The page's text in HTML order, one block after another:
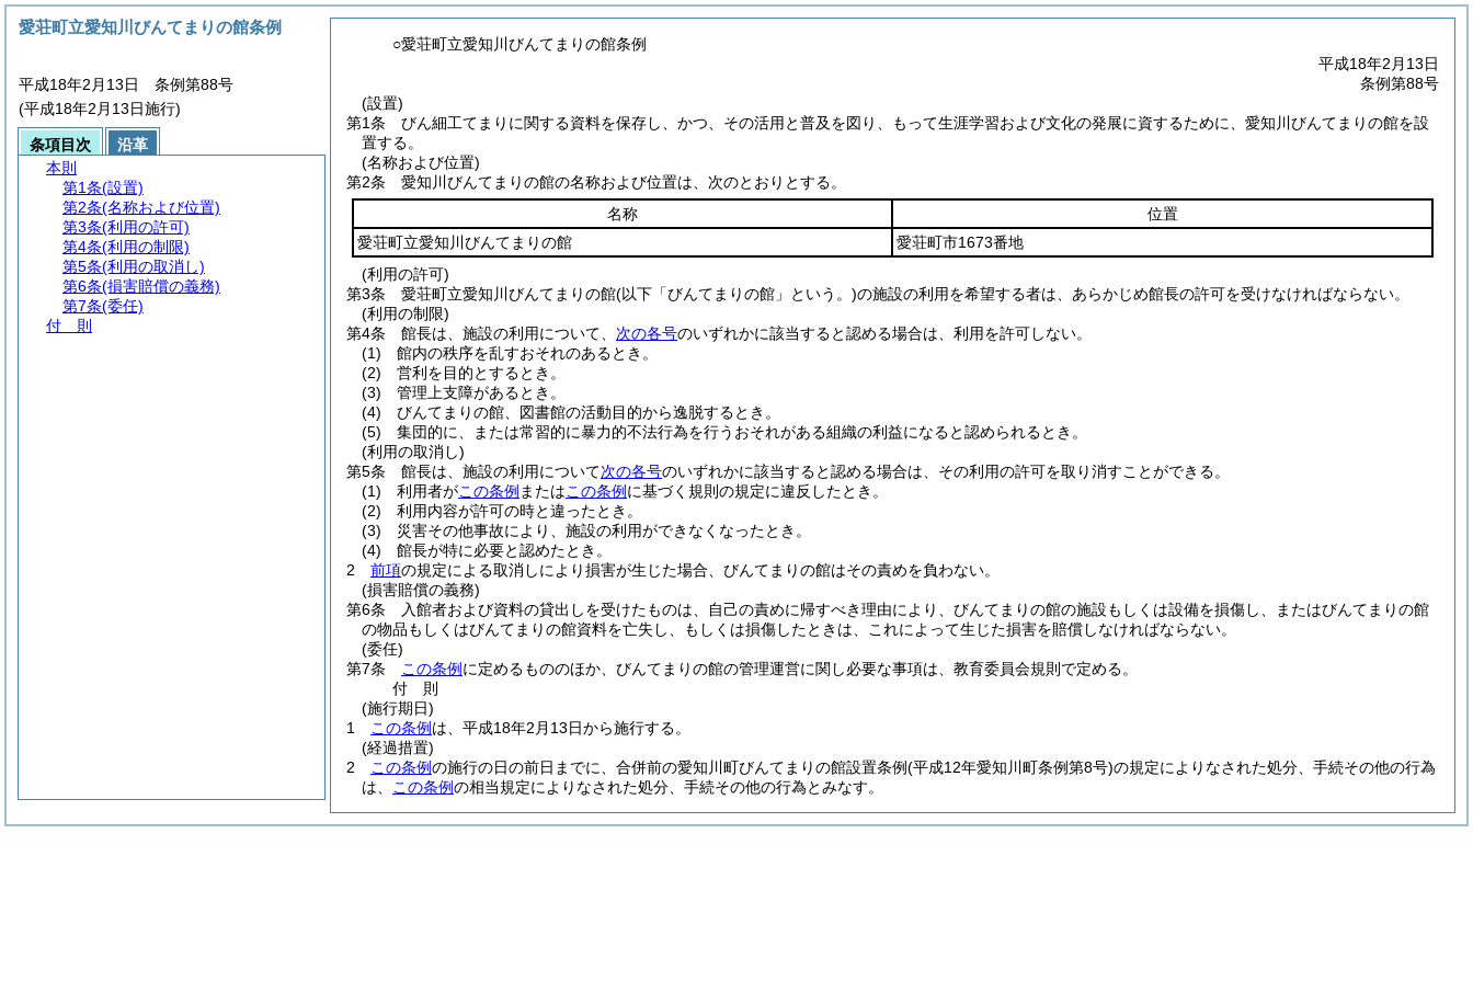
○愛荘町立愛知川びんてまりの館条例
平成18年2月13日
条例第88号
(設置)
第1条
びん細工てまりに関する資料を保存し、かつ、その活用と普及を図り、もって生涯学習および文化の発展に資するために、愛知川びんてまりの館を設
置する。
(名称および位置)
第2条
愛知川びんてまりの館の名称および位置は、次のとおりとする。
名称
位置
愛荘町立愛知川びんてまりの館
愛荘町市1673番地
(利用の許可)
第3条
愛荘町立愛知川びんてまりの館(以下「びんてまりの館」という。)の施設の利用を希望する者は、あらかじめ館長の許可を受けなければならない。
(利用の制限)
第4条
館長は、施設の利用について、 次の各号のいずれかに該当すると認める場合は、利用を許可しない。
(1)
館内の秩序を乱すおそれのあるとき。
(2)
営利を目的とするとき。
(3)
管理上支障があるとき。
(4)
びんてまりの館、図書館の活動目的から逸脱するとき。
(5)
集団的に、または常習的に暴力的不法行為を行うおそれがある組織の利益になると認められるとき。
(利用の取消し)
第5条
館長は、施設の利用について次の各号のいずれかに該当すると認める場合は、その利用の許可を取り消すことができる。
(1)
利用者がこの条例 またはこの条例 に基づく規則の規定に違反したとき。
(2)
利用内容が許可の時と違ったとき。
(3)
災害その他事故により、施設の利用ができなくなったとき。
(4)
館長が特に必要と認めたとき。
2
前項の規定による取消しにより損害が生じた場合、びんてまりの館はその責めを負わない。
(損害賠償の義務)
第6条
入館者および資料の貸出しを受けたものは、自己の責めに帰すべき理由により、びんてまりの館の施設もしくは設備を損傷し、またはびんてまりの館
の物品もしくはびんてまりの館資料を亡失し、もしくは損傷したときは、これによって生じた損害を賠償しなければならない。
(委任)
第7条
この条例 に定めるもののほか、びんてまりの館の管理運営に関し必要な事項は、教育委員会規則で定める。
付 則
(施行期日)
1
この条例 は、平成18年2月13日から施行する。
(経過措置)
2
この条例の施行の日の前日までに、合併前の愛知川町びんてまりの館設置条例(平成12年愛知川町条例第8号)の規定によりなされた処分、手続その他の行為
は、
この条例の相当規定によりなされた処分、手続その他の行為とみなす。
愛荘町立愛知川びんてまりの館条例
平成18年2月13日 条例第88号
(平成18年2月13日施行)
条項目次
沿革
本則
第1条(設置)
第2条(名称および位置)
第3条(利用の許可)
第4条(利用の制限)
第5条(利用の取消し)
第6条(損害賠償の義務)
第7条(委任)
付 則